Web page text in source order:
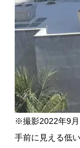
※撮影2022年9月
手前に見える低